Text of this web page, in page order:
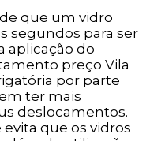
que um vidro
segundos para ser
aplicação do
preço Vila
por parte
ter mais
deslocamentos.
que os vidros